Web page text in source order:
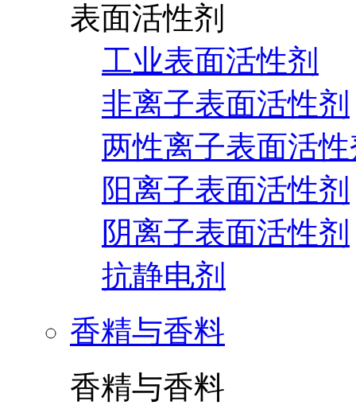
表面活性剂
工业表面活性剂
非离子表面活性剂
两性离子表面活
阳离子表面活性剂
阴离子表面活性剂
抗静电剂
香精与香料
香精与香料